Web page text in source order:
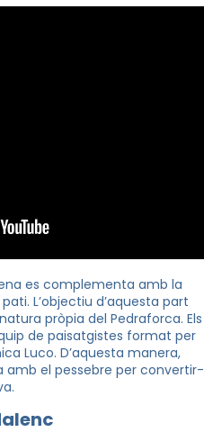
es complementa amb la
L’objectiu d’aquesta part
pròpia del Pedraforca. Els
de paisatgistes format per
Luco. D’aquesta manera,
amb el pessebre per convertir-